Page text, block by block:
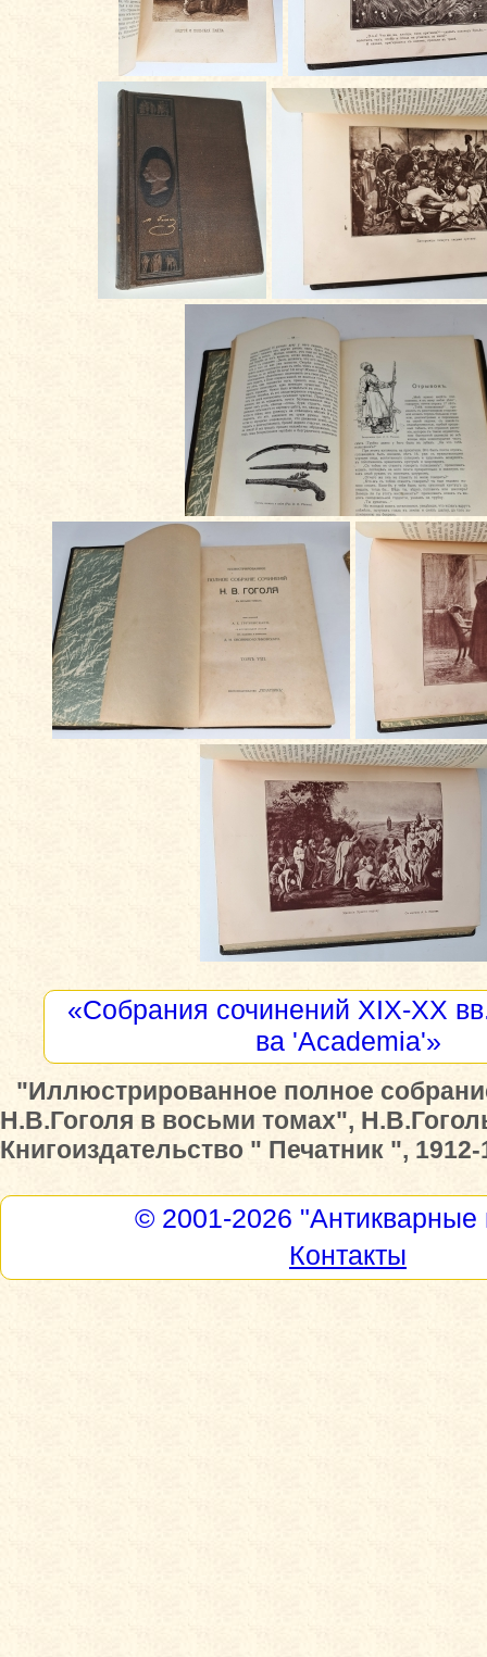
«Собрания сочинений XIX-XX
ва 'Academia'»
"Иллюстрированное полное
Н.В.Гоголя в восьми томах",
Книгоиздательство " Печатник ", 1912-
© 2001-2026 "Антикварные
Контакты